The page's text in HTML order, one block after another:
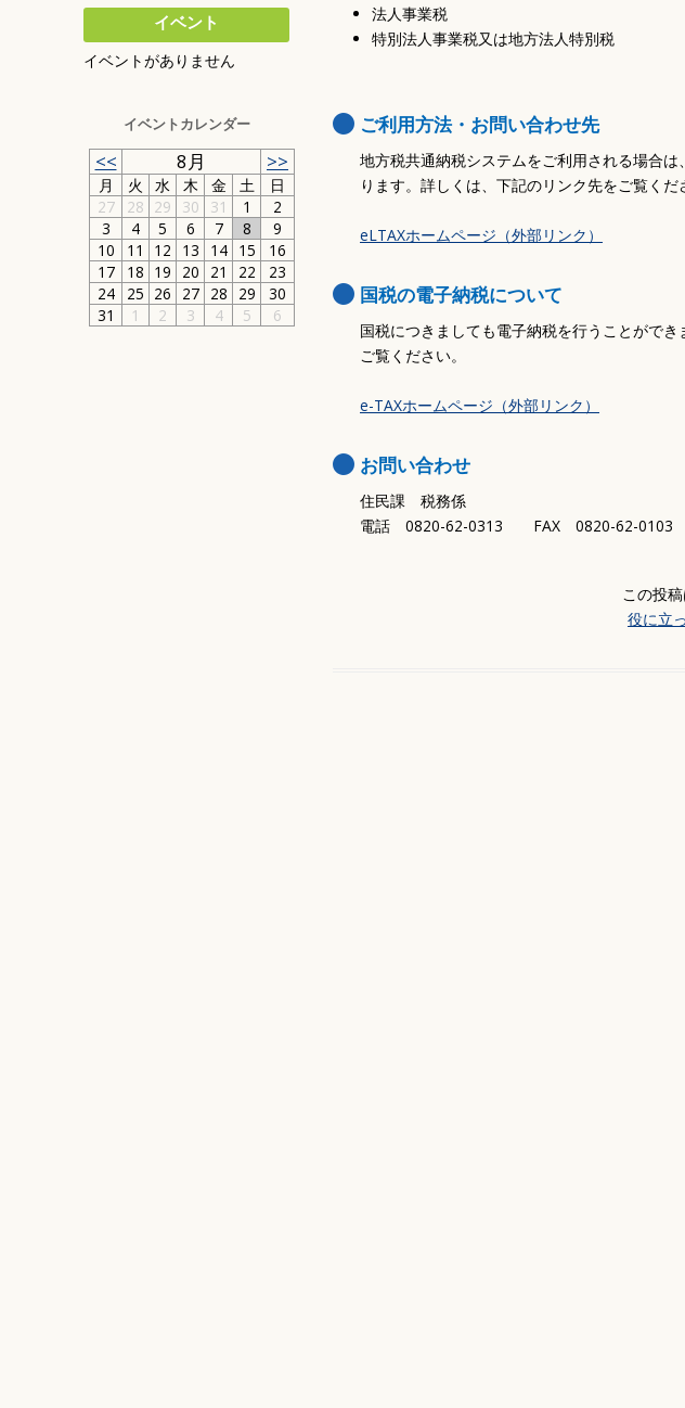
法人事業税
特別法人事業税又は地方法人特別税
ご利用方法・お問い合わせ先
地方税共通納税システムをご利用される場合
ります。詳しくは、下記のリンク先をご覧くだ
eLTAXホームページ（外部リンク）
国税の電子納税について
国税につきましても電子納税を行うことがで
ご覧ください。
e-TAXホームページ（外部リンク）
お問い合わせ
住民課 税務係
電話 0820-62-0313 FAX 0820-62-0103
この投
役に立
イベント
イベントがありません
イベントカレンダー
<< 8月 >>
月 火 水 木 金 土
日
27
28 29 30 31 1
2
3
4 5 6 7 8
9
10
11 12 13 14 15
16
17
18 19 20 21 22
23
24
25 26 27 28 29
30
31
1 2 3 4 5 6